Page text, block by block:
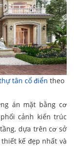
tân cổ điển theo
án mặt bằng cơ
cảnh kiến trúc
dựa trên cơ sở
kế đẹp nhất và